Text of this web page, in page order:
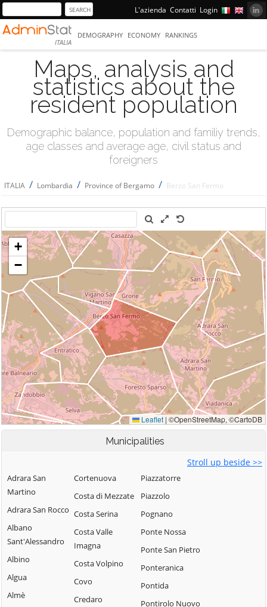
L'azienda Contatti Login
ITALIA
DEMOGRAPHY ECONOMY RANKINGS
Maps, analysis and
statistics about the
resident population
Demographic balance, population and familiy trends,
age classes and average age, civil status and
foreigners
ITALIA / Lombardia / Province of Bergamo / Berzo San Fermo
Municipalities
Stroll up beside >>
Adrara San
Martino
Adrara San Rocco
Albano
Sant'Alessandro
Albino
Algua
Almè
Cortenuova
Costa di Mezzate
Costa Serina
Costa Valle
Imagna
Costa Volpino
Covo
Credaro
Piazzatorre
Piazzolo
Pognano
Ponte Nossa
Ponte San Pietro
Ponteranica
Pontida
Pontirolo Nuovo